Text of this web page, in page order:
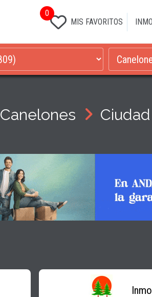
0
MIS FAVORITOS
Canelones